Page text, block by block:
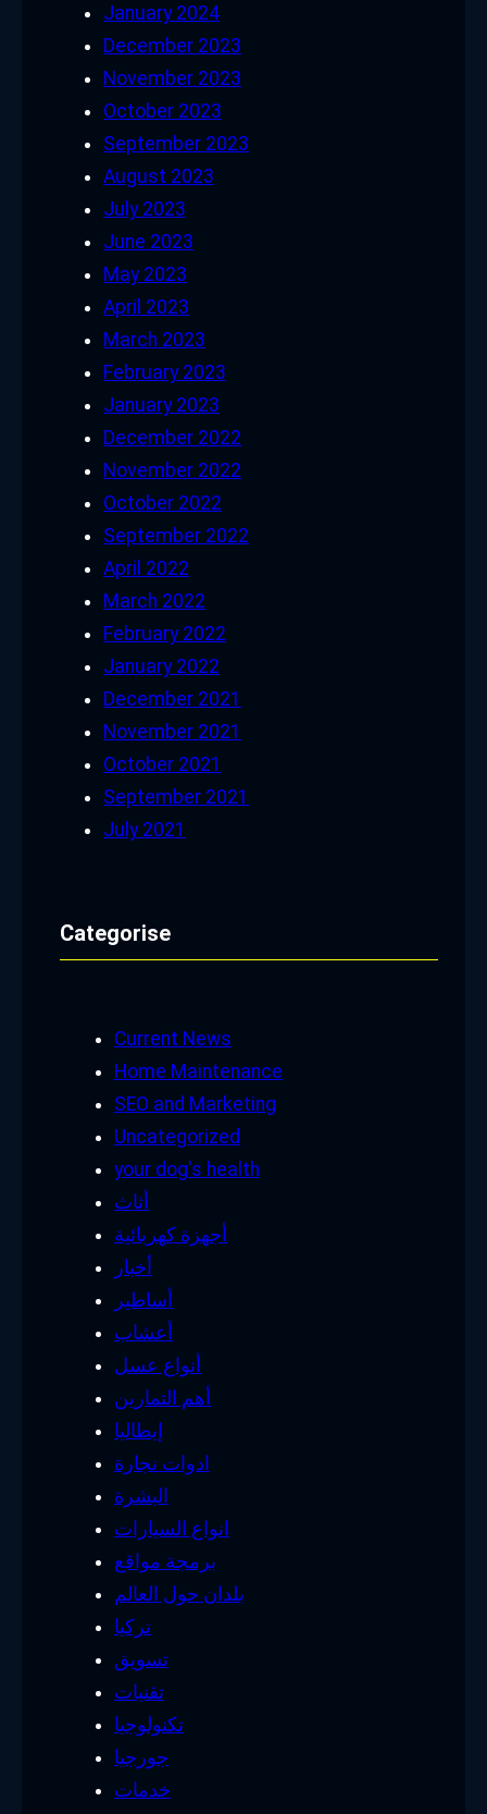
January 2024
December 2023
November 2023
October 2023
September 2023
August 2023
July 2023
June 2023
May 2023
April 2023
March 2023
February 2023
January 2023
December 2022
November 2022
October 2022
September 2022
April 2022
March 2022
February 2022
January 2022
December 2021
November 2021
October 2021
September 2021
July 2021
Categorise
Current News
Home Maintenance
SEO and Marketing
Uncategorized
your dog's health
أثاث
أجهزة كهربائية
أخبار
أساطير
أعشاب
أنواع عسل
أهم التمارين
إيطاليا
ادوات نجارة
البشرة
انواع السيارات
برمجة مواقع
بلدان حول العالم
تركيا
تسويق
تقنيات
تكنولوجيا
جورجيا
خدمات